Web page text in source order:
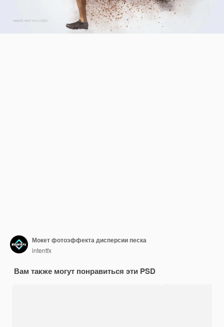
Мокет фотоэффекта дисперсии песка
intentfx
Вам также могут понравиться эти PSD